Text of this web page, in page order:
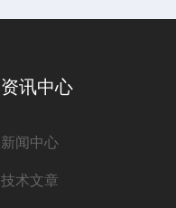
资讯中心
新闻中心
技术文章